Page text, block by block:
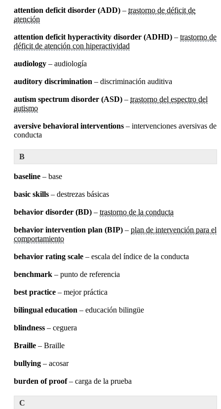
attention deficit disorder (ADD) – trastorno de déficit de
atención
attention deficit hyperactivity disorder (ADHD) – trastorno de
déficit de atención con hiperactividad
audiology – audiología
auditory discrimination – discriminación auditiva
autism spectrum disorder (ASD) – trastorno del espectro del
autismo
aversive behavioral interventions – intervenciones aversivas de
conducta
B
baseline – base
basic skills – destrezas básicas
behavior disorder (BD) – trastorno de la conducta
behavior intervention plan (BIP) – plan de intervención para el
comportamiento
behavior rating scale – escala del índice de la conducta
benchmark – punto de referencia
best practice – mejor práctica
bilingual education – educación bilingüe
blindness – ceguera
Braille – Braille
bullying – acosar
burden of proof– carga de la prueba
C